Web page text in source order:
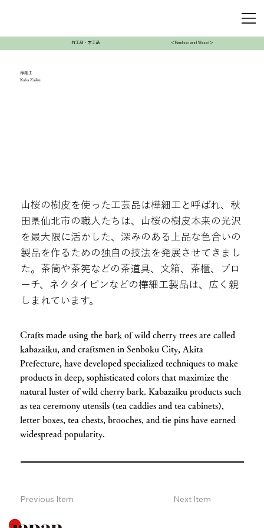
竹工品・木工品 ＜Bamboo and Wood＞
樺細工
Kaba Zaiku
山桜の樹皮を使った工芸品は樺細工と呼ばれ、秋
田県仙北市の職人たちは、山桜の樹皮本来の光沢
を最大限に活かした、深みのある上品な色合いの
製品を作るための独自の技法を発展させてきまし
た。茶筒や茶筅などの茶道具、文箱、茶櫃、ブロ
ーチ、ネクタイピンなどの樺細工製品は、広く親
しまれています。
Crafts made using the bark of wild cherry trees are called
kabazaiku, and craftsmen in Senboku City, Akita
Prefecture, have developed specialized techniques to make
products in deep, sophisticated colors that maximize the
natural luster of wild cherry bark. Kabazaiku products such
as tea ceremony utensils (tea caddies and tea cabinets),
letter boxes, tea chests, brooches, and tie pins have earned
widespread popularity.
Previous Item Next Item